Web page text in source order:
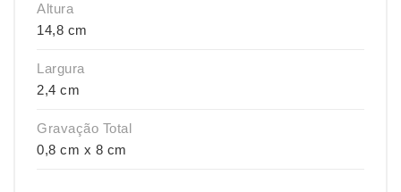
Altura
14,8 cm
Largura
2,4 cm
Gravação Total
0,8 cm x 8 cm